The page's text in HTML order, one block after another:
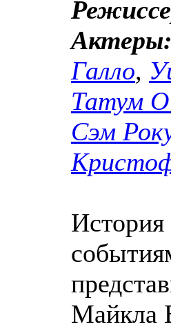
Актеры:
Галло,
Татум
Сэм
Майкла